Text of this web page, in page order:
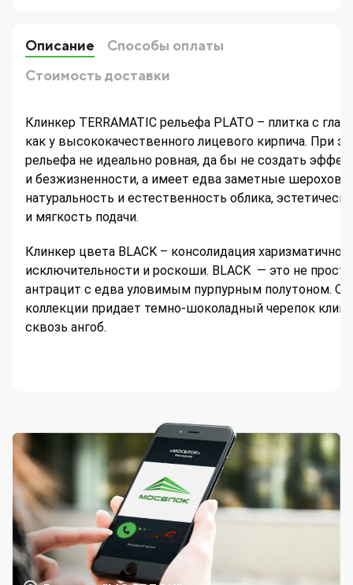
Описание
Способы оплаты
Стоимость доставки
Клинкер TERRAMATIC рельефа PLATO – плитка с
как у высококачественного лицевого кирпича. При
рельефа не идеально ровная, да бы не создать
и безжизненности, а имеет едва заметные
натуральность и естественность облика,
и мягкость подачи.
Клинкер цвета BLACK – консолидация
исключительности и роскоши. BLACK — это не
антрацит с едва уловимым пурпурным полутоном.
коллекции придает темно-шоколадный черепок
сквозь ангоб.